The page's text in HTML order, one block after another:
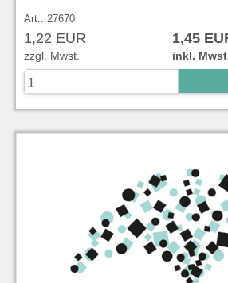
Art.: 27670
1,22 EUR 1,45
zzgl. Mwst. inkl.
zu Warenkorb